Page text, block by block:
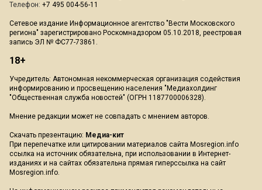
Телефон: +7 495 004-56-11
Сетевое издание Информационное агентство "Вести Московского
региона" зарегистрировано Роскомнадзором 05.10.2018, реестровая
запись ЭЛ № ФС77-73861.
18+
Учредитель: Автономная некоммерческая организация содействия
информированию и просвещению населения "Медиахолдинг
"Общественная служба новостей" (ОГРН 1187700006328).
Мнение редакции может не совпадать с мнением авторов.
Скачать презентацию: Медиа-кит
При перепечатке или цитировании материалов сайта Mosregion.info
ссылка на источник обязательна, при использовании в Интернет-
изданиях и на сайтах обязательна прямая гиперссылка на сайт
Mosregion.info.